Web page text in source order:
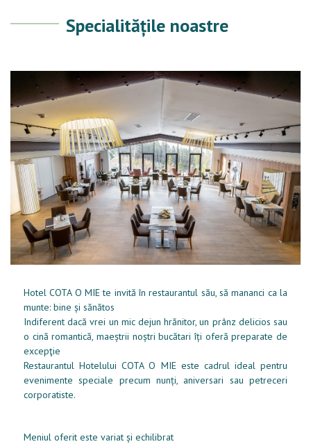
Specialitățile noastre
Hotel COTA O MIE te invită în restaurantul său, să mananci ca la
munte: bine și sănătos
Indiferent dacă vrei un mic dejun hrănitor, un prânz delicios sau
o cină romantică, maeștrii noștri bucătari îți oferă preparate de
excepţie
Restaurantul Hotelului COTA O MIE este cadrul ideal pentru
evenimente speciale precum nunți, aniversari sau petreceri
corporatiste.
Meniul oferit este variat și echilibrat